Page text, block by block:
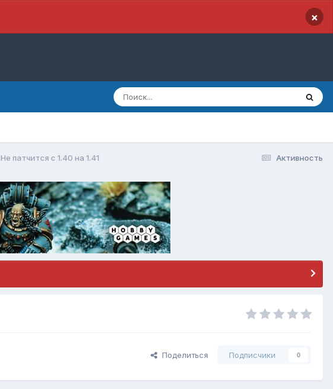
×
Активность
Не патчится с 1.40 на 1.41
Поделиться Подписчики 0